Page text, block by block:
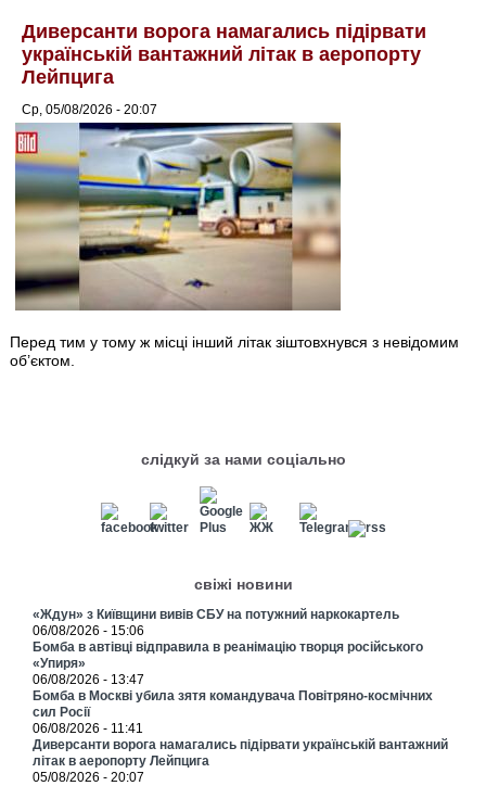
Диверсанти ворога намагались підірвати
українській вантажний літак в аеропорту
Лейпцига
Ср, 05/08/2026 - 20:07
Перед тим у тому ж місці інший літак зіштовхнувся з невідомим
об’єктом.
слідкуй за нами соціально
свіжі новини
«Ждун» з Київщини вивів СБУ на потужний наркокартель
06/08/2026 - 15:06
Бомба в автівці відправила в реанімацію творця російського
«Упиря»
06/08/2026 - 13:47
Бомба в Москві убила зятя командувача Повітряно-космічних
сил Росії
06/08/2026 - 11:41
Диверсанти ворога намагались підірвати українській вантажний
літак в аеропорту Лейпцига
05/08/2026 - 20:07